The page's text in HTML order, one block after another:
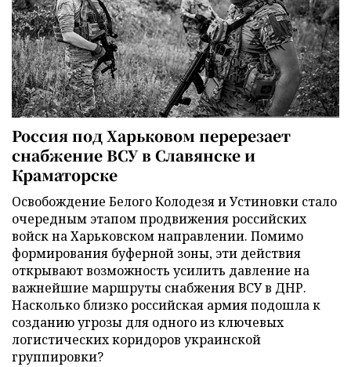
Россия под Харьковом перерезает
снабжение ВСУ в Славянске и
Краматорске
Освобождение Белого Колодезя и Устиновки стало
очередным этапом продвижения российских
войск на Харьковском направлении. Помимо
формирования буферной зоны, эти действия
открывают возможность усилить давление на
важнейшие маршруты снабжения ВСУ в ДНР.
Насколько близко российская армия подошла к
созданию угрозы для одного из ключевых
логистических коридоров украинской
группировки?